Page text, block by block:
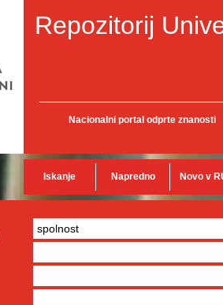
Repozitorij
Nacionalni portal odprte znanosti
Iskanje Napredno Novo v